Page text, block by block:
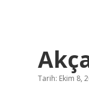
Tarih: Ekim 8,